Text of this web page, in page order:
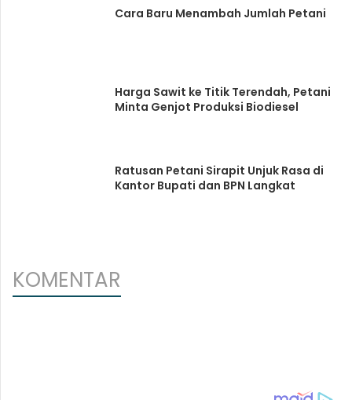
Cara Baru Menambah Jumlah Petani
Harga Sawit ke Titik Terendah, Petani
Minta Genjot Produksi Biodiesel
Ratusan Petani Sirapit Unjuk Rasa di
Kantor Bupati dan BPN Langkat
KOMENTAR